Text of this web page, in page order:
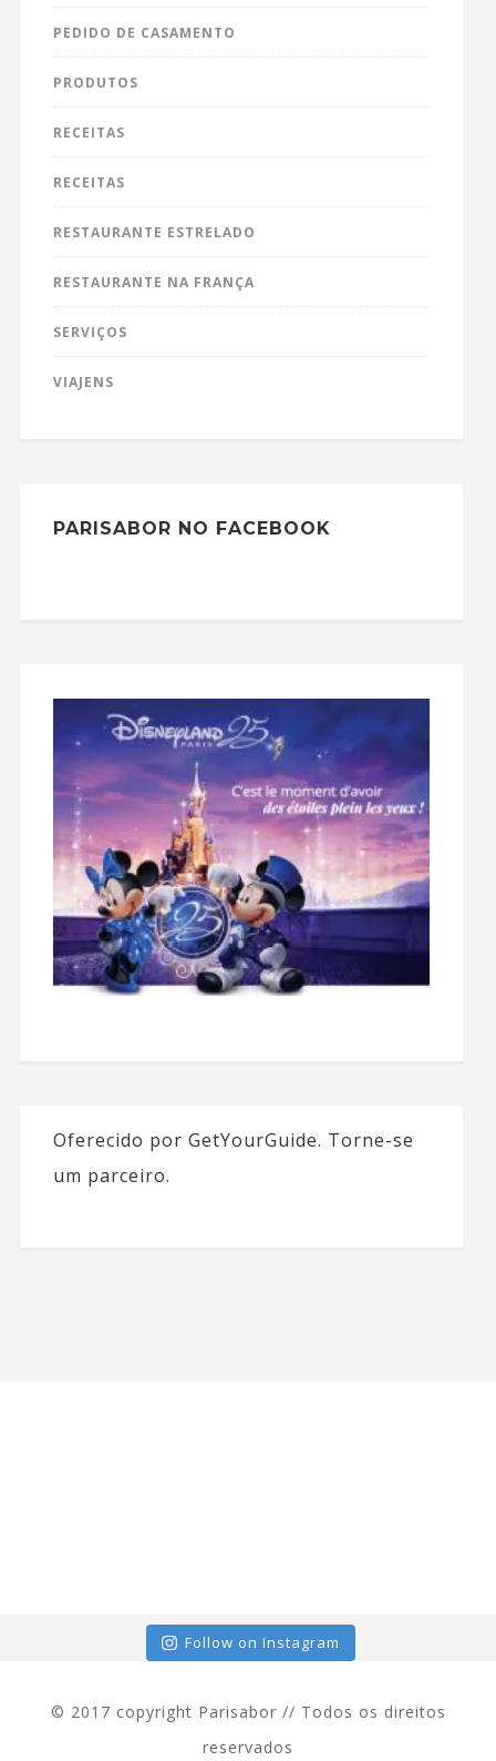
PEDIDO DE CASAMENTO
PRODUTOS
RECEITAS
RECEITAS
RESTAURANTE ESTRELADO
RESTAURANTE NA FRANÇA
SERVIÇOS
VIAJENS
PARISABOR NO FACEBOOK
Oferecido por GetYourGuide. Torne-se
um parceiro.
Follow on Instagram
© 2017 copyright Parisabor // Todos os direitos
reservados